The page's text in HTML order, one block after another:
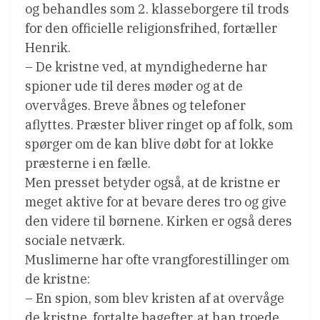
og behandles som 2. klasseborgere til trods
for den officielle religionsfrihed, fortæller
Henrik.
– De kristne ved, at myndighederne har
spioner ude til deres møder og at de
overvåges. Breve åbnes og telefoner
aflyttes. Præster bliver ringet op af folk, som
spørger om de kan blive døbt for at lokke
præsterne i en fælle.
Men presset betyder også, at de kristne er
meget aktive for at bevare deres tro og give
den videre til børnene. Kirken er også deres
sociale netværk.
Muslimerne har ofte vrangforestillinger om
de kristne:
– En spion, som blev kristen af at overvåge